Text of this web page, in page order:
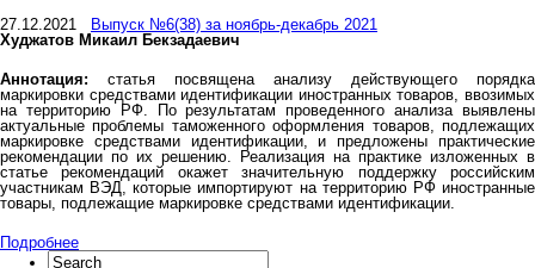
27.12.2021
Выпуск №6(38) за ноябрь-декабрь 2021
Худжатов Микаил Бекзадаевич
Аннотация: статья посвящена анализу действующего порядка
маркировки средствами идентификации иностранных товаров, ввозимых
на территорию РФ. По результатам проведенного анализа выявлены
актуальные проблемы таможенного оформления товаров, подлежащих
маркировке средствами идентификации, и предложены практические
рекомендации по их решению. Реализация на практике изложенных в
статье рекомендаций окажет значительную поддержку российским
участникам ВЭД, которые импортируют на территорию РФ иностранные
товары, подлежащие маркировке средствами идентификации.
Подробнее